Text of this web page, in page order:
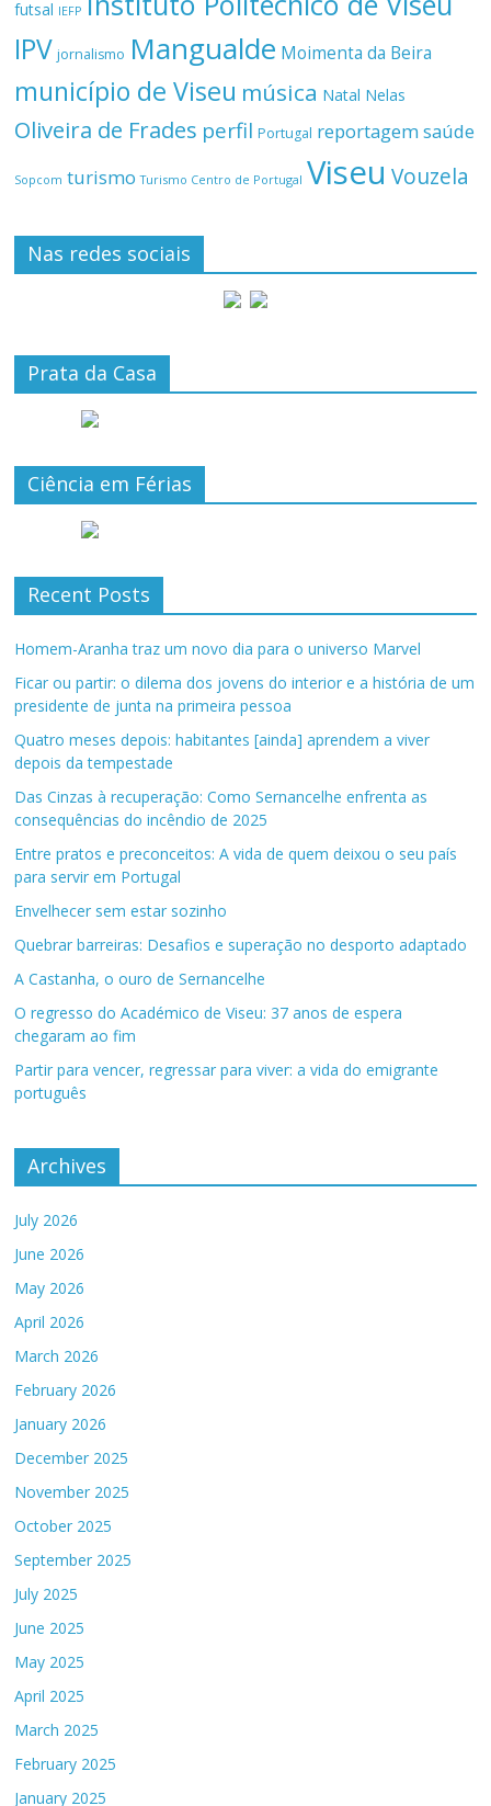
futsal IEFP
IPV jornalismo Mangualde Moimenta da Beira
município de Viseu música Natal Nelas
Oliveira de Frades perfil Portugal reportagemsaúde
Sopcom turismo Turismo Centro de Portugal Viseu Vouzela
Nas redes sociais
Prata da Casa
Ciência em Férias
Recent Posts
Homem-Aranha traz um novo dia para o universo Marvel
Ficar ou partir: o dilema dos jovens do interior e a história de um
presidente de junta na primeira pessoa
Quatro meses depois: habitantes [ainda] aprendem a viver
depois da tempestade
Das Cinzas à recuperação: Como Sernancelhe enfrenta as
consequências do incêndio de 2025
Entre pratos e preconceitos: A vida de quem deixou o seu país
para servir em Portugal
Envelhecer sem estar sozinho
Quebrar barreiras: Desafios e superação no desporto adaptado
A Castanha, o ouro de Sernancelhe
O regresso do Académico de Viseu: 37 anos de espera
chegaram ao fim
Partir para vencer, regressar para viver: a vida do emigrante
português
Archives
July 2026
June 2026
May 2026
April 2026
March 2026
February 2026
January 2026
December 2025
November 2025
October 2025
September 2025
July 2025
June 2025
May 2025
April 2025
March 2025
February 2025
January 2025